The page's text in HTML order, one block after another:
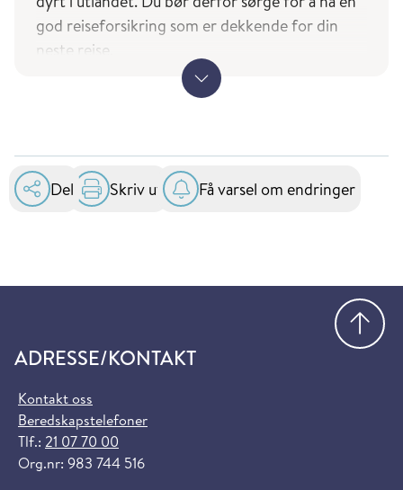
god reiseforsikring som er dekkende for din
neste reise.
Ved reise til andre EØS-land bør du også huske å
(helsenorge.no)
Kortet gir rett til nødvendig helsehjelp ved
Del Skriv ut Få varsel om endringer
ADRESSE/KONTAKT
Kontakt oss
Beredskapstelefoner
Tlf.: 21 07 70 00
Org.nr: 983 744 516